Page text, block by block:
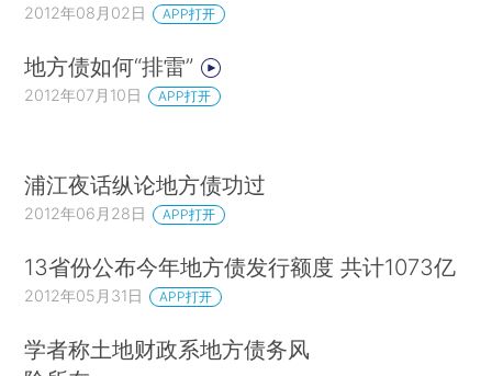
2012年08月02日 APP打开
地方债如何“排雷”
2012年07月10日 APP打开
浦江夜话纵论地方债功过
2012年06月28日 APP打开
13省份公布今年地方债发行额度 共计1073亿
2012年05月31日 APP打开
学者称土地财政系地方债务风